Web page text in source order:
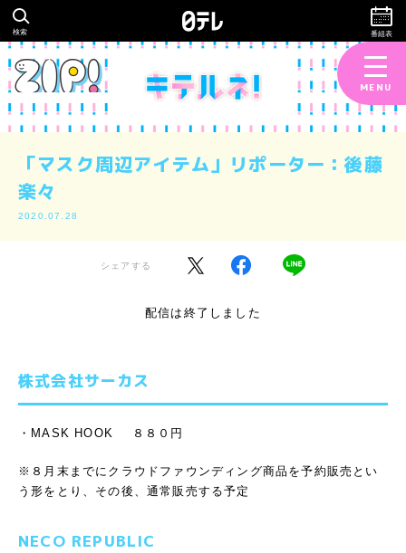
検索 番組表
MENU
「マスク周辺アイテム」リポーター：後藤
楽々
2020.07.28
シェアする
配信は終了しました
株式会社サーカス
・MASK HOOK ８８０円
※８月末までにクラウドファウンディング商品を予約販売とい
う形をとり、その後、通常販売する予定
NECO REPUBLIC